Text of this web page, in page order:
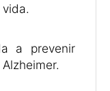
a prevenir